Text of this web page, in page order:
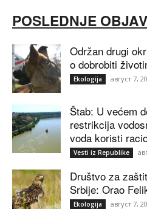
POSLEDNJE
Održan drugi
o dobrobiti
Ekologija август 7,
Štab: U većem
restrikcija
voda koristi
Vesti iz Republike
Društvo za
Srbije: Orao
Ekologija август 7,